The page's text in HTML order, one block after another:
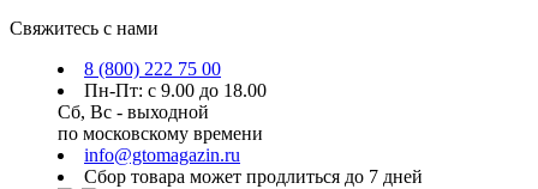
Свяжитесь с нами
8 (800) 222 75 00
Пн-Пт: с 9.00 до 18.00
Сб, Вс - выходной
по московскому времени
info@gtomagazin.ru
Сбор товара может продлиться до 7 дней